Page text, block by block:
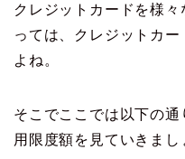
クレジットカードを様
っては、クレジットカ
よね。
そこでここでは以下の
用限度額を見ていきまし